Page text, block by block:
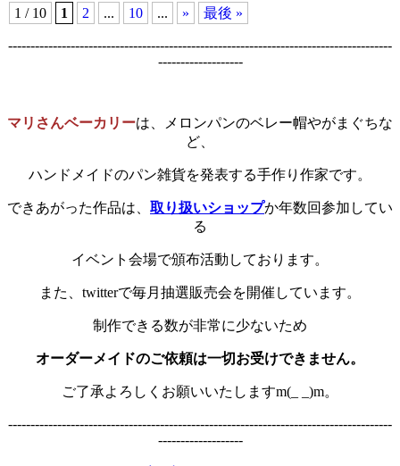
1 / 10 1 2 ... 10 ... » 最後 »
--------------------------------------------------------------------------------------
-------------------
マリさんベーカリーは、メロンパンのベレー帽やがまぐちな
ど、
ハンドメイドのパン雑貨を発表する手作り作家です。
できあがった作品は、 取り扱いショップか年数回参加してい
る
イベント会場で頒布活動しております。
また、twitterで毎月抽選販売会を開催しています。
制作できる数が非常に少ないため
オーダーメイドのご依頼は一切お受けできません。
ご了承よろしくお願いいたしますm(_ _)m。
--------------------------------------------------------------------------------------
-------------------